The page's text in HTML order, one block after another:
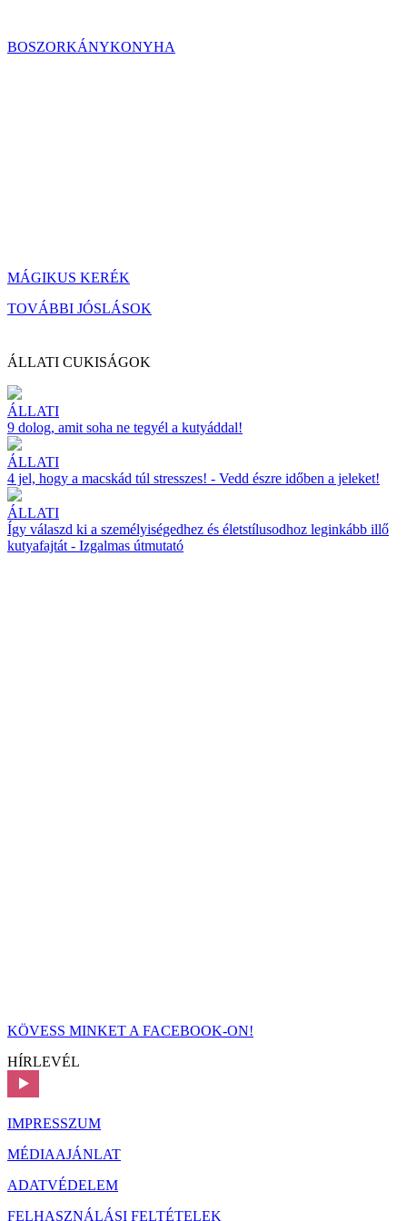
BOSZORKÁNYKONYHA
MÁGIKUS KERÉK
TOVÁBBI JÓSLÁSOK
ÁLLATI CUKISÁGOK
ÁLLATI
9 dolog, amit soha ne tegyél a kutyáddal!
ÁLLATI
4 jel, hogy a macskád túl stresszes! - Vedd észre időben a jeleket!
ÁLLATI
Így válaszd ki a személyiségedhez és életstílusodhoz leginkább illő
kutyafajtát - Izgalmas útmutató
KÖVESS MINKET A FACEBOOK-ON!
HÍRLEVÉL
IMPRESSZUM
MÉDIAAJÁNLAT
ADATVÉDELEM
FELHASZNÁLÁSI FELTÉTELEK